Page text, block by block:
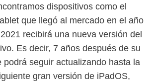
dispositivos como el
que llegó al mercado en el año
recibirá una nueva versión del
Es decir, 7 años después de su
podrá seguir actualizando hasta la
gran versión de iPadOS,